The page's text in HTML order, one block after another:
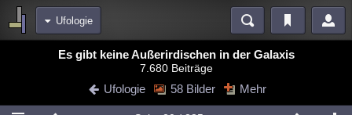
Ufologie
Blogs Videos
Chat Wiki Neuigkeiten
Es gibt keine Außerirdischen in der Galaxis
7.680 Beiträge
Ufologie 58 Bilder Mehr